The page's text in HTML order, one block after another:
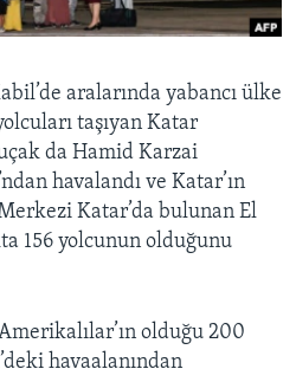
aralarında yabancı ülke
taşıyan Katar
da Hamid Karzai
havalandı ve Katar’ın
Katar’da bulunan El
156 yolcunun olduğunu
olduğu 200
havaalanından